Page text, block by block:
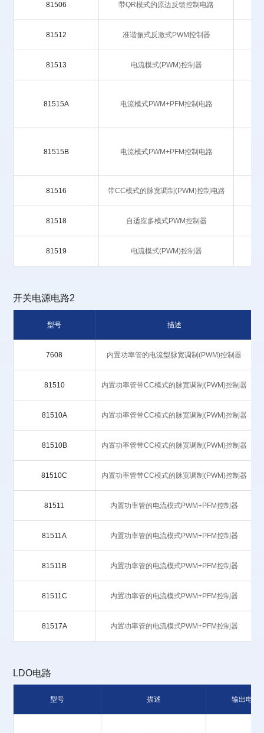
81506 带QR模式的原边反馈控制电路
81512 准谐振式反激式PWM控制器
81513 电流模式(PWM)控制器
81515A 电流模式PWM+PFM控制电路
81515B 电流模式PWM+PFM控制电路
81516 带CC模式的脉宽调制(PWM)控制电路
81518 自适应多模式PWM控制器
81519 电流模式(PWM)控制器
开关电源电路2
型号 描述
7608 内置功率管的电流型脉宽调制(PWM)控制器
81510 内置功率管带CC模式的脉宽调制(PWM)控制器
81510A 内置功率管带CC模式的脉宽调制(PWM)控制器
81510B 内置功率管带CC模式的脉宽调制(PWM)控制器
81510C 内置功率管带CC模式的脉宽调制(PWM)控制器
81511 内置功率管的电流模式PWM+PFM控制器
81511A 内置功率管的电流模式PWM+PFM控制器
81511B 内置功率管的电流模式PWM+PFM控制器
81511C 内置功率管的电流模式PWM+PFM控制器
81517A 内置功率管的电流模式PWM+PFM控制器
LDO电路
型号 描述 输出电压